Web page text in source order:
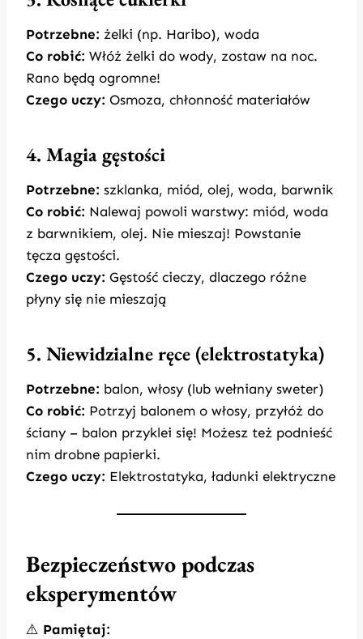
Potrzebne: żelki (np. Haribo), woda
Co robić: Włóż żelki do wody, zostaw na noc.
Rano będą ogromne!
Czego uczy: Osmoza, chłonność materiałów
4. Magia gęstości
Potrzebne: szklanka, miód, olej, woda, barwnik
Co robić: Nalewaj powoli warstwy: miód, woda
z barwnikiem, olej. Nie mieszaj! Powstanie
tęcza gęstości.
Czego uczy: Gęstość cieczy, dlaczego różne
płyny się nie mieszają
5. Niewidzialne ręce (elektrostatyka)
Potrzebne: balon, włosy (lub wełniany sweter)
Co robić: Potrzyj balonem o włosy, przyłóż do
ściany – balon przyklei się! Możesz też podnieść
nim drobne papierki.
Czego uczy: Elektrostatyka, ładunki elektryczne
Bezpieczeństwo podczas
eksperymentów
⚠️ Pamiętaj: